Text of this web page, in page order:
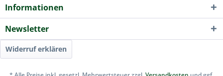
Informationen
Newsletter
Widerruf erklären